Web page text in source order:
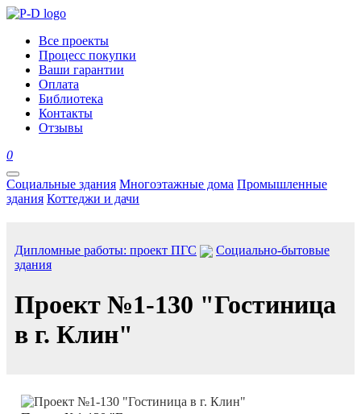
Все проекты
Процесс покупки
Ваши гарантии
Оплата
Библиотека
Контакты
Отзывы
0
Социальные здания Многоэтажные дома Промышленные
здания Коттеджи и дачи
Дипломные работы: проект ПГС
Социально-бытовые
здания
Проект №1-130 "Гостиница
в г. Клин"